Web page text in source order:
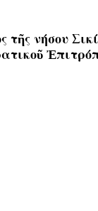
νήσου